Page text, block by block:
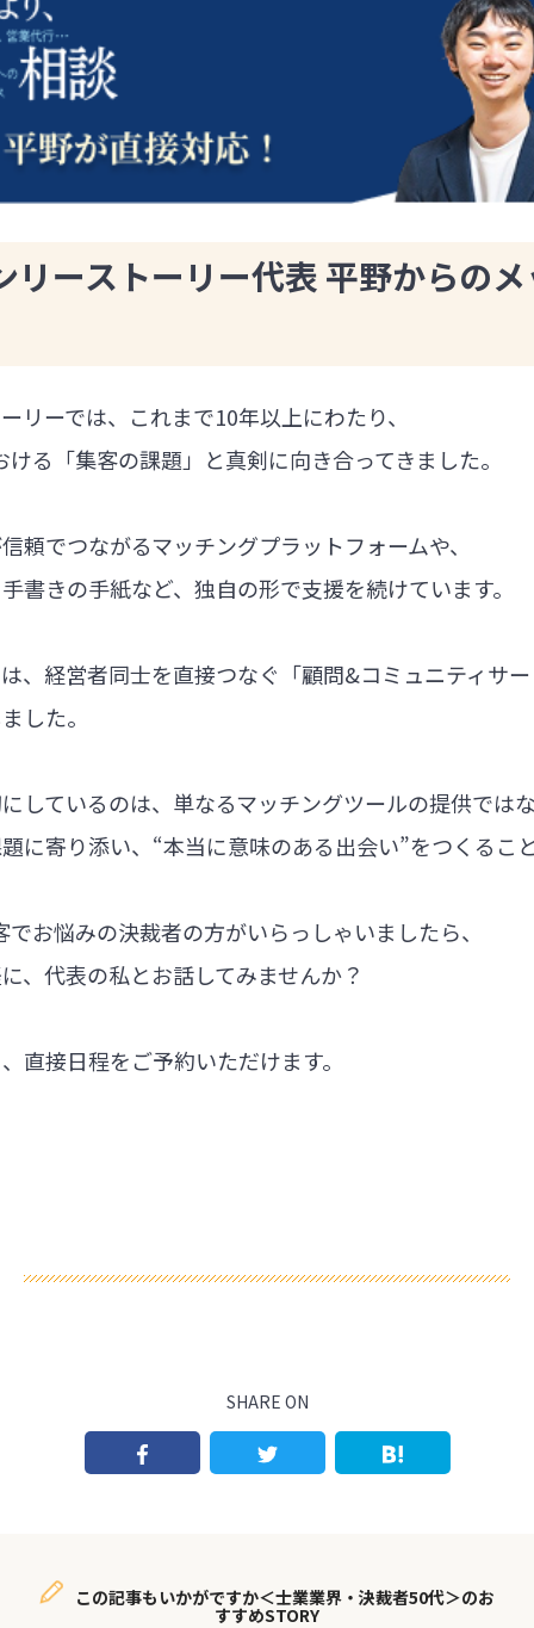
リーストーリー代表 平野からの
リーでは、これまで10年以上にわたり、
る「集客の課題」と真剣に向き合ってきました。
頼でつながるマッチングプラットフォームや、
書きの手紙など、独自の形で支援を続けています。
、経営者同士を直接つなぐ「顧問&コミュニティサ
した。
しているのは、単なるマッチングツールの提供では
に寄り添い、“本当に意味のある出会い”をつくるこ
お悩みの決裁者の方がいらっしゃいましたら、
、代表の私とお話してみませんか？
直接日程をご予約いただけます。
SHARE ON
この記事もいかがですか＜士業業界・決裁者50代＞のお
すすめSTORY